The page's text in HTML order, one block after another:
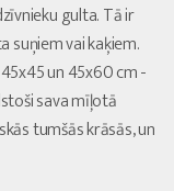
gulta. Tā ir
suņiem vai kaķiem.
un 45x60 cm -
sava mīļotā
tumšās krāsās, un